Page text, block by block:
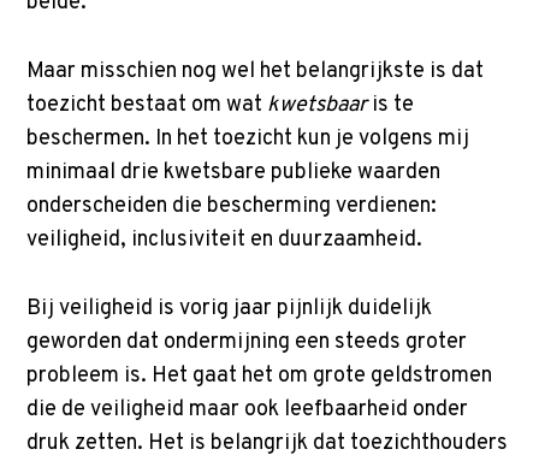
Maar misschien nog wel het belangrijkste is dat
toezicht bestaat om wat kwetsbaaris te
beschermen. In het toezicht kun je volgens mij
minimaal drie kwetsbare publieke waarden
onderscheiden die bescherming verdienen:
veiligheid, inclusiviteit en duurzaamheid.
Bij veiligheid is vorig jaar pijnlijk duidelijk
geworden dat ondermijning een steeds groter
probleem is. Het gaat het om grote geldstromen
die de veiligheid maar ook leefbaarheid onder
druk zetten. Het is belangrijk dat toezichthouders